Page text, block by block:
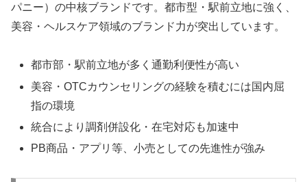
パニー）の中核ブランドです。都市型・駅前立地に強く、
美容・ヘルスケア領域のブランド力が突出しています。
都市部・駅前立地が多く通勤利便性が高い
美容・OTCカウンセリングの経験を積むには国内屈
指の環境
統合により調剤併設化・在宅対応も加速中
PB商品・アプリ等、小売としての先進性が強み